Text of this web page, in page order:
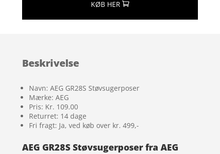
KØB HER
Beskrivelse
Navn: AEG GR28S Støvsugerposer
Mærke: AEG
Pris: Kr. 109.00
Returret: 14 dage
Fri fragt: Ja, ved køb over kr. 499,-
AEG GR28S Støvsugerposer fra AEG